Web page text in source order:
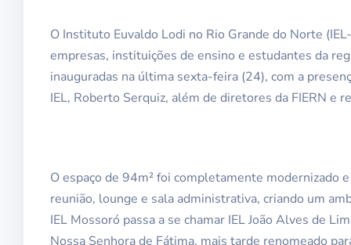
O Instituto Euvaldo Lodi no Rio Grande do Norte
empresas, instituições de ensino e estudantes da
inauguradas na última sexta-feira (24), com a
IEL, Roberto Serquiz, além de diretores da FIERN e
O espaço de 94m² foi completamente modernizado
reunião, lounge e sala administrativa, criando um
IEL Mossoró passa a se chamar IEL João Alves de
Nossa Senhora de Fátima, mais tarde renomeado